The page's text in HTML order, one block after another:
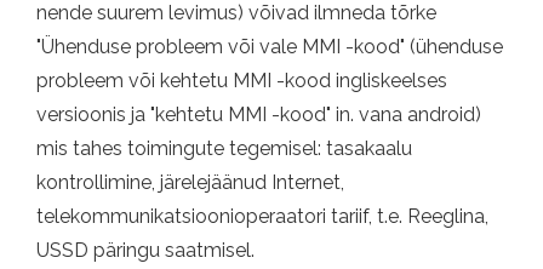
nende suurem levimus) võivad ilmneda tõrke
"Ühenduse probleem või vale MMI -kood" (ühenduse
probleem või kehtetu MMI -kood ingliskeelses
versioonis ja "kehtetu MMI -kood" in. vana android)
mis tahes toimingute tegemisel: tasakaalu
kontrollimine, järelejäänud Internet,
telekommunikatsioonioperaatori tariif, t.e. Reeglina,
USSD päringu saatmisel.